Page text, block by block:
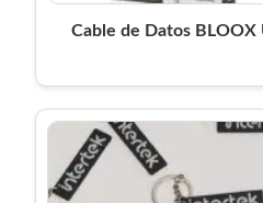
Cable de Datos BLOOX